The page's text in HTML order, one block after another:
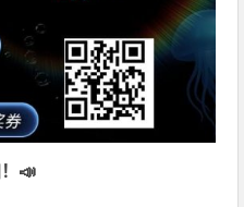
！📣